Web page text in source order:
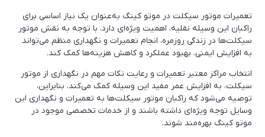
تعمیرات موتور سیکلت در موتو کینگ به‌عنوان یک نیاز اساسی برای
راکبان این وسیله نقلیه، اهمیت ویژه‌ای دارد. با توجه به نقش موتور
سیکلت‌ها در زندگی روزمره، انجام تعمیرات و نگهداری منظم می‌تواند
به افزایش ایمنی، بهبود عملکرد و کاهش هزینه‌ها کمک کند.
انتخاب مراکز معتبر تعمیرات و رعایت نکات مهم در نگهداری از موتور
سیکلت، به افزایش عمر مفید این وسیله کمک می‌کند. بنابراین،
توصیه می‌شود که راکبان موتور سیکلت‌ها به تعمیرات و نگهداری این
وسایل توجه ویژه‌ای داشته باشند و از خدمات تخصصی موجود در
موتو کینگ بهره‌مند شوند.